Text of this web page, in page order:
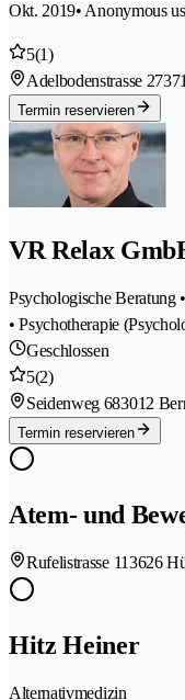
Okt. 2019• Anonymous
5(1)
Adelbodenstrasse 27
Termin reservieren
VR Relax
Psychologische Beratung
• Psychotherapie
Geschlossen
5(2)
Seidenweg 683012
Termin reservieren
Atem- und
Rufelistrasse 113626
Hitz Heiner
Alternativmedizin